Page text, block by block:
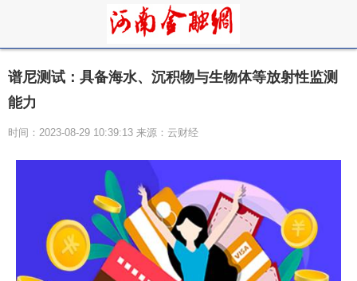
谱尼测试：具备海水、沉积物与生物体等放射性监测
能力
时间：2023-08-29 10:39:13 来源：云财经